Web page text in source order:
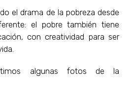
el drama de la pobreza desde
el pobre también tiene
con creatividad para ser
algunas fotos de la